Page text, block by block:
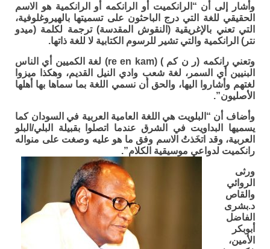
وأشار إلى أن “الرانكميت أو الرانكمه أو الرانكمية هو الاسم
الحقيقي للغة التي درج الباحثون على تسميتها بالهيروغلوفية،
التي تعني بالإغريقية (النقوش المقدسة) ترجمة لكلمة (ميدو
نتر) الرانكمية والتي تشير للرسوم الكتابية لا للغة ذاتها.
وتعني رانكمه (ر ن كم ) (re en kam) لغة الكميين أي الناس
البنيين أي السمر، لغة شعب وادي النيل القديم، وهكذا ميزوا
لغتهم وأشاروا اليها، والحق أن نسمي اللغة بما سماها بها أهلها
الأصليون”.
وأضاف أن “البلويت هي اللغة العامية العربية في السودان كما
يسميها البداويت في الشرق عندما اتصلوا بقبيلة البلي/البلو
العربية، وقد اتخَذتُ الاسم وفق ما هو عليه وصغت على منواله
رانكميت لدواعي موسيقية الكلام”.
ورثى
الروائي
والقاص
د.بشرى
الفاضل
أبوبكر
الأمين،